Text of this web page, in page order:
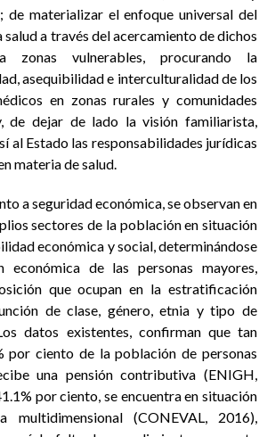
de materializar el enfoque universal del
salud a través del acercamiento de dichos
zonas vulnerables, procurando la
asequibilidad e interculturalidad de los
en zonas rurales y comunidades
de dejar de lado la visión familiarista,
al Estado las responsabilidades jurídicas
materia de salud.
a seguridad económica, se observan en
sectores de la población en situación
económica y social, determinándose
económica de las personas mayores,
que ocupan en la estratificación
de clase, género, etnia y tipo de
datos existentes, confirman que tan
por ciento de la población de personas
una pensión contributiva (ENIGH,
por ciento, se encuentra en situación
multidimensional (CONEVAL, 2016),